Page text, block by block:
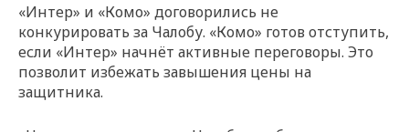
«Интер» и «Комо» договорились не
конкурировать за Чалобу. «Комо» готов отступить,
если «Интер» начнёт активные переговоры. Это
позволит избежать завышения цены на
защитника.